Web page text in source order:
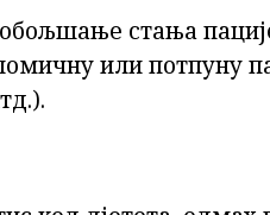
стања
или потпуну